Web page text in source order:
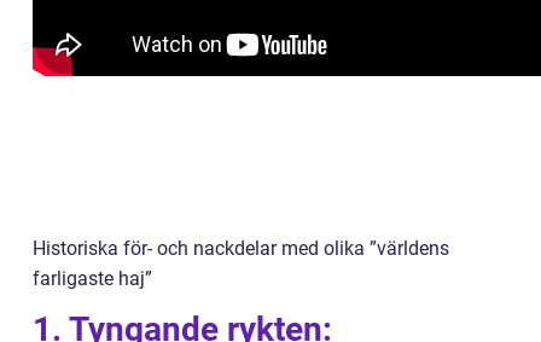
Historiska för- och nackdelar med olika ”världens
farligaste haj”
1. Tyngande rykten: